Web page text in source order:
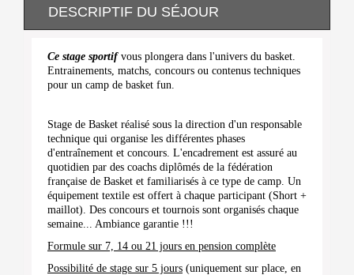
DESCRIPTIF DU SÉJOUR
Ce stage sportif vous plongera dans l'univers du basket.
Entrainements, matchs, concours ou contenus techniques
pour un camp de basket fun.
Stage de Basket réalisé sous la direction d'un responsable
technique qui organise les différentes phases
d'entraînement et concours. L'encadrement est assuré au
quotidien par des coachs diplômés de la fédération
française de Basket et familiarisés à ce type de camp. Un
équipement textile est offert à chaque participant (Short +
maillot). Des concours et tournois sont organisés chaque
semaine... Ambiance garantie !!!
Formule sur 7, 14 ou 21 jours en pension complète
Possibilité de stage sur 5 jours (uniquement sur place, en